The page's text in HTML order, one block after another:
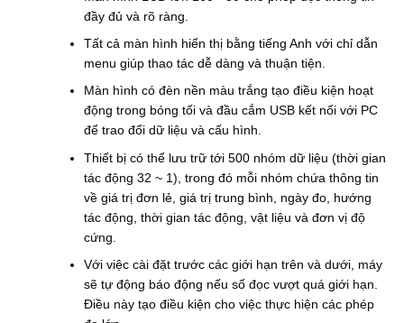
đầy đủ và rõ ràng.
Tất cả màn hình hiển thị bằng tiếng Anh với chỉ dẫn
menu giúp thao tác dễ dàng và thuận tiện.
Màn hình có đèn nền màu trắng tạo điều kiện hoạt
động trong bóng tối và đầu cắm USB kết nối với PC
để trao đổi dữ liệu và cấu hình.
Thiết bị có thể lưu trữ tới 500 nhóm dữ liệu (thời gian
tác động 32 ~ 1), trong đó mỗi nhóm chứa thông tin
về giá trị đơn lẻ, giá trị trung bình, ngày đo, hướng
tác động, thời gian tác động, vật liệu và đơn vị độ
cứng.
Với việc cài đặt trước các giới hạn trên và dưới, máy
sẽ tự động báo động nếu số đọc vượt quá giới hạn.
Điều này tạo điều kiện cho việc thực hiện các phép